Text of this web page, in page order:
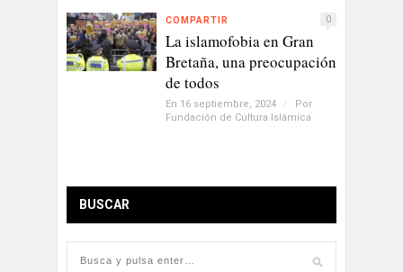
COMPARTIR 0
La islamofobia en Gran
Bretaña, una preocupación
de todos
En 16 septiembre, 2024 /
Por
Fundación de Cultura Islámica
BUSCAR